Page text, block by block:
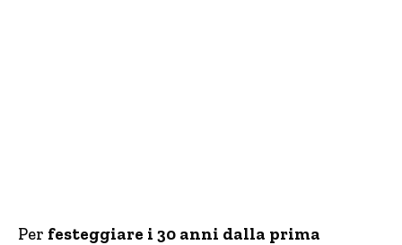
Per festeggiare i 30 anni dalla prima